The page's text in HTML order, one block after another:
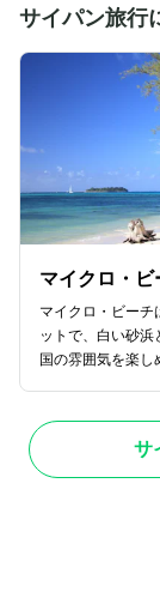
サイパン旅行
マイクロ・ビ
マイクロ・ビーチ
ットで、白い砂
国の雰囲気を楽し
れ、時間帯によっ
に夕陽は息をの
街のガラパン地
サ